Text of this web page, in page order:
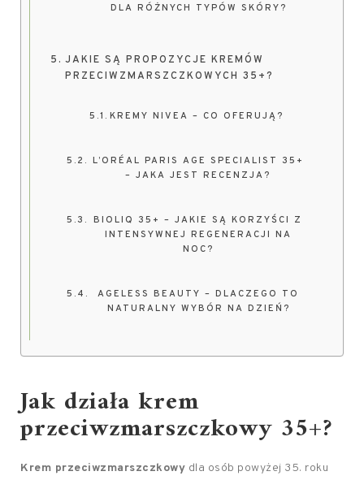
DLA RÓŻNYCH TYPÓW SKÓRY?
JAKIE SĄ PROPOZYCJE KREMÓW
PRZECIWZMARSZCZKOWYCH 35+?
KREMY NIVEA – CO OFERUJĄ?
L’ORÉAL PARIS AGE SPECIALIST 35+
– JAKA JEST RECENZJA?
BIOLIQ 35+ – JAKIE SĄ KORZYŚCI Z
INTENSYWNEJ REGENERACJI NA
NOC?
AGELESS BEAUTY – DLACZEGO TO
NATURALNY WYBÓR NA DZIEŃ?
Jak działa krem
przeciwzmarszczkowy 35+?
Krem przeciwzmarszczkowy dla osób powyżej 35. roku